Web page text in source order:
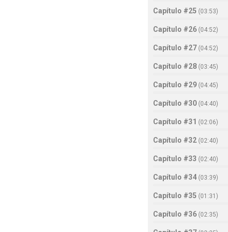
Capítulo #25 (03:53)
Capítulo #26 (04:52)
Capítulo #27 (04:52)
Capítulo #28 (03:45)
Capítulo #29 (04:45)
Capítulo #30 (04:40)
Capítulo #31 (02:06)
Capítulo #32 (02:40)
Capítulo #33 (02:40)
Capítulo #34 (03:39)
Capítulo #35 (01:31 )
Capítulo #36 (02:35)